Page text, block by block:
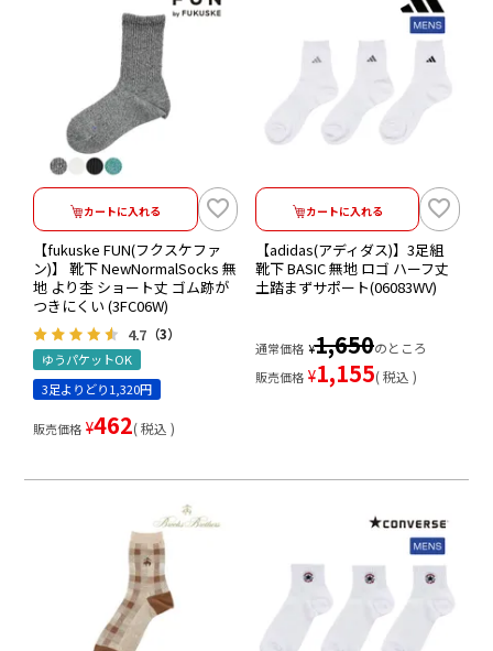
カートに入れる
【fukuske FUN(フクスケファ
ン)】 靴下 NewNormalSocks 無
地 より杢 ショート丈 ゴム跡が
つきにくい (3FC06W)
4.7 （3）
ゆうパケットOK
3足よりどり1,320円
販売価格 ¥462 税込
カートに入れる
【adidas(アディダス)】3足組
靴下 BASIC 無地 ロゴ ハーフ丈
土踏まずサポート(06083WV)
通常価格 ¥1,650のところ
販売価格 ¥1,155 税込